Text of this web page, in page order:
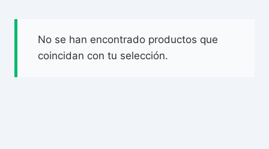
No se han encontrado productos que
coincidan con tu selección.